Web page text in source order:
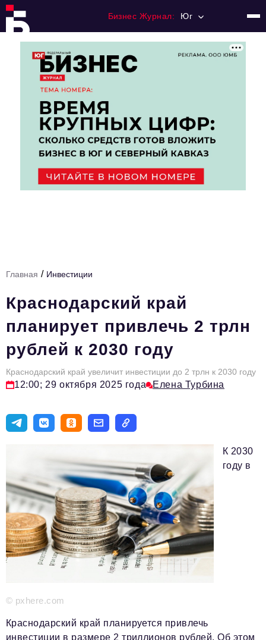
Бизнес Журнал: Юг
Франчайзинг
Номера журнала
Категории:
Финансы
Цитаты
Аналитика
Главное
Интервью
Право
Персона
Инвестиции
Управление
Красота и здоровье
Недвижимость
Мнение
Главная / Инвестиции
Краснодарский край
планирует привлечь 2 трлн
рублей к 2030 году
Краснодарский край увеличит инвестиции до 2 трлн к 2030 году
12:00; 29 октября 2025 года Елена Турбина
© pxhere.com
К 2030
году в
Краснодарский край планируется привлечь
инвестиции в размере 2 триллионов рублей. Об этом